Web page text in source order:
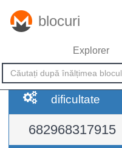
blocuri
Explorer
dificultate
682968317915